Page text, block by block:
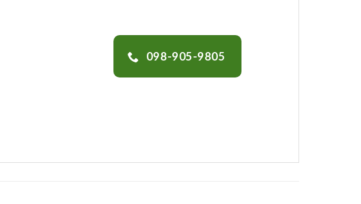
098-905-9805